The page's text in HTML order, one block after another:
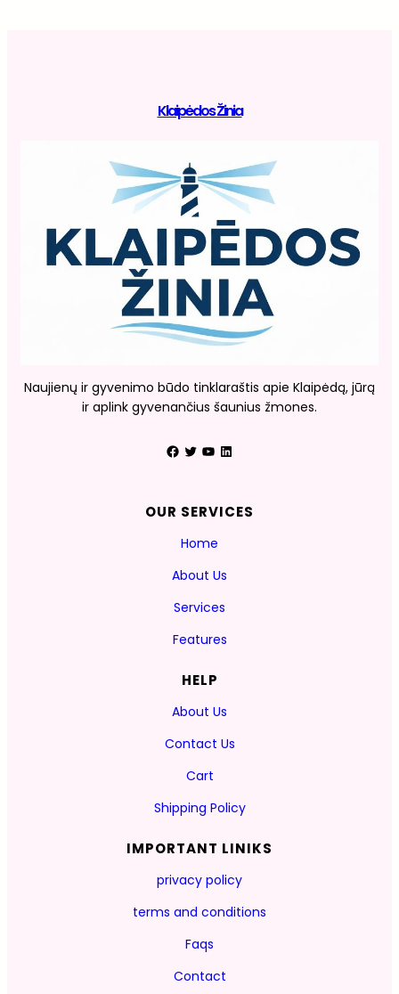
Klaipėdos Žinia
Naujienų ir gyvenimo būdo tinklaraštis apie Klaipėdą, jūrą
ir aplink gyvenančius šaunius žmones.
Facebook Twitter YouTube LinkedIn
OUR SERVICES
Home
About Us
Services
Features
HELP
About Us
Contact Us
Cart
Shipping Policy
IMPORTANT LINIKS
privacy policy
terms and conditions
Faqs
Contact